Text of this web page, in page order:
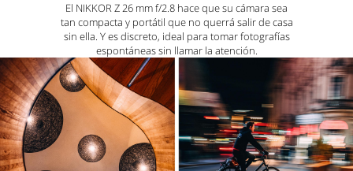
El NIKKOR Z 26 mm f/2.8 hace que su cámara sea
tan compacta y portátil que no querrá salir de casa
sin ella. Y es discreto, ideal para tomar fotografías
espontáneas sin llamar la atención.